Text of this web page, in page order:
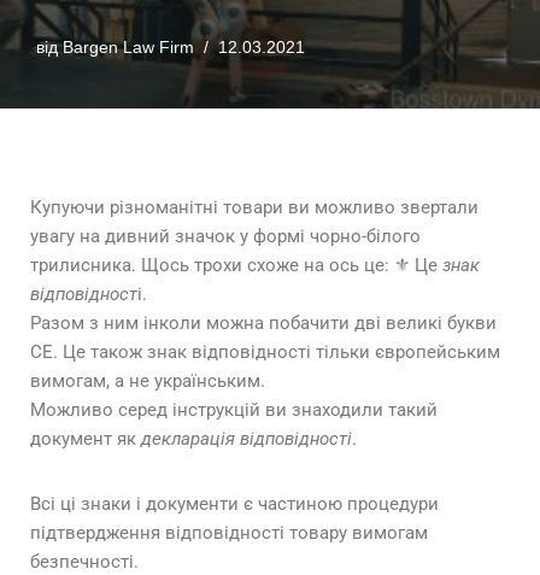
від Bargen Law Firm 12.03.2021
Купуючи різноманітні товари ви можливо звертали
увагу на дивний значок у формі чорно-білого
трилисника. Щось трохи схоже на ось це: ⚜ Це знак
відповідності.
Разом з ним інколи можна побачити дві великі букви
СЕ. Це також знак відповідності тільки європейським
вимогам, а не українським.
Можливо серед інструкцій ви знаходили такий
документ якдекларація відповідності.
Всі ці знаки і документи є частиною процедури
підтвердження відповідності товару вимогам
безпечності.